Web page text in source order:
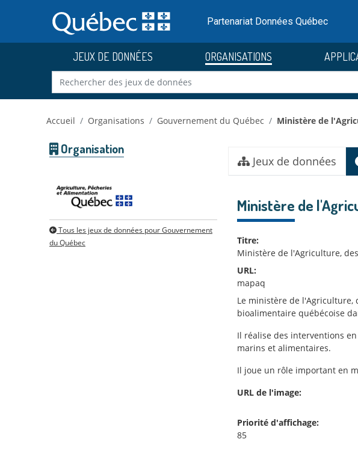
au
contenu
Partenariat Données Québec
JEUX DE DONNÉES ORGANISATIONS
Accueil Organisations Gouvernement du Québec Ministère de
Organisation
Tous les jeux de données pour Gouvernement
du Québec
Jeux de données
Ministère de
Titre:
Ministère de l'Agriculture,
URL:
mapaq
Le ministère de l'Agriculture,
bioalimentaire québécoise
Il réalise des interventions
marins et alimentaires.
Il joue un rôle important en
URL de l'image:
Priorité d'affichage:
85